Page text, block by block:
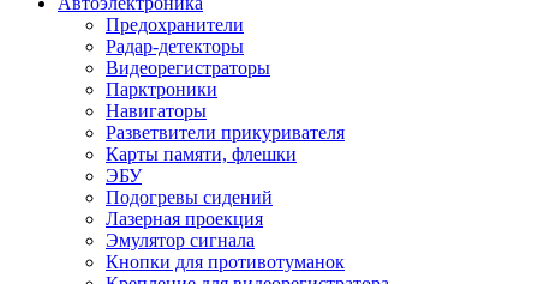
Предохранители
Радар-детекторы
Видеорегистраторы
Парктроники
Навигаторы
Разветвители прикуривателя
Карты памяти, флешки
ЭБУ
Подогревы сидений
Лазерная проекция
Эмулятор сигнала
Кнопки для противотуманок